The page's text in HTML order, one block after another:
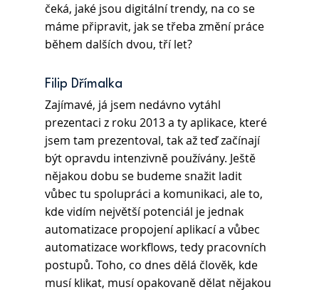
čeká, jaké jsou digitální trendy, na co se
máme připravit, jak se třeba změní práce
během dalších dvou, tří let?
Filip Dřímalka
Zajímavé, já jsem nedávno vytáhl
prezentaci z roku 2013 a ty aplikace, které
jsem tam prezentoval, tak až teď začínají
být opravdu intenzivně používány. Ještě
nějakou dobu se budeme snažit ladit
vůbec tu spolupráci a komunikaci, ale to,
kde vidím největší potenciál je jednak
automatizace propojení aplikací a vůbec
automatizace workflows, tedy pracovních
postupů. Toho, co dnes dělá člověk, kde
musí klikat, musí opakovaně dělat nějakou